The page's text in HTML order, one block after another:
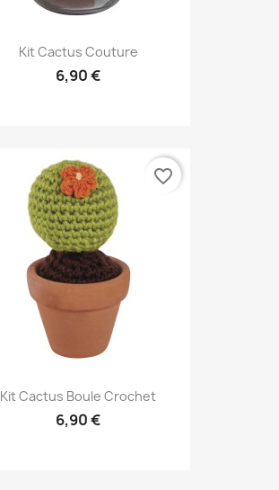
Kit Cactus Couture
6,90 €
Kit Cactus Boule Crochet
6,90 €
favorite_border